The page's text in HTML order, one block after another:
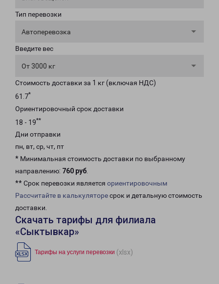
Тип перевозки
Автоперевозка
Введите вес
От 3000 кг
Стоимость доставки за 1 кг (включая НДС)
61.7*
Ориентировочный срок доставки
18 - 19**
Дни отправки
пн, вт, ср, чт, пт
* Минимальная стоимость доставки по выбранному
направлению: 760 руб.
** Срок перевозки является ориентировочным
Рассчитайте в калькуляторесрок и детальную стоимость
доставки.
Скачать тарифы для филиала
«Сыктывкар»
Тарифы на услуги перевозки (xlsx)